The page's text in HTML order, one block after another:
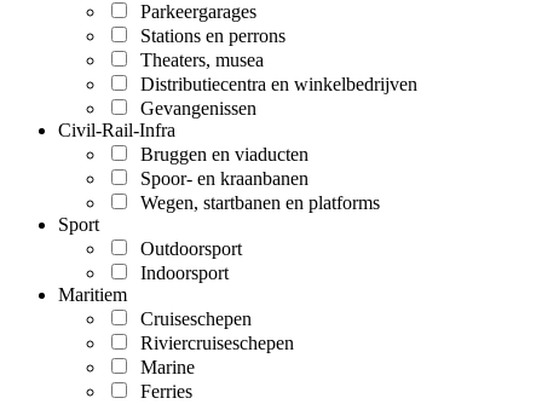
Parkeergarages
Stations en perrons
Theaters, musea
Distributiecentra en winkelbedrijven
Gevangenissen
Civil-Rail-Infra
Bruggen en viaducten
Spoor- en kraanbanen
Wegen, startbanen en platforms
Sport
Outdoorsport
Indoorsport
Maritiem
Cruiseschepen
Riviercruiseschepen
Marine
Ferries